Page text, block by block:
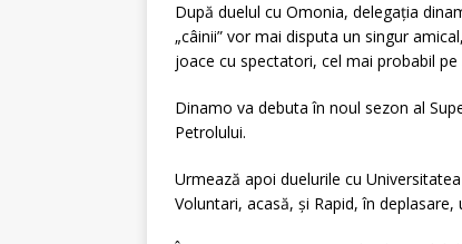
După duelul cu Omonia, delegația
„câinii” vor mai disputa un singur
joace cu spectatori, cel mai probabil pe
Dinamo va debuta în noul sezon al
Petrolului.
Urmează apoi duelurile cu
Voluntari, acasă, și Rapid, în